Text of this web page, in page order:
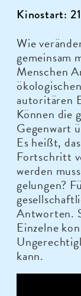
Kinostart:
Wie
gemeinsam
Menschen
autoritären
Können die
Gegenwart
Es heißt,
Fortschritt
werden
gelungen?
Antworten.
Einzelne
kann.